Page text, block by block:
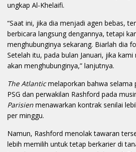
ungkap Al-Khelaifi.
“Saat ini, jika dia menjadi agen bebas,
berbicara langsung dengannya, tetapi
menghubunginya sekarang. Biarlah dia
Setelah itu, pada bulan Januari, jika
akan menghubunginya,” lanjutnya.
The Atlanticmelaporkan bahwa selama
PSG dan perwakilan Rashford pada
Parisien menawarkan kontrak senilai
per minggu.
Namun, Rashford menolak tawaran
lebih memilih untuk tetap berkarier di